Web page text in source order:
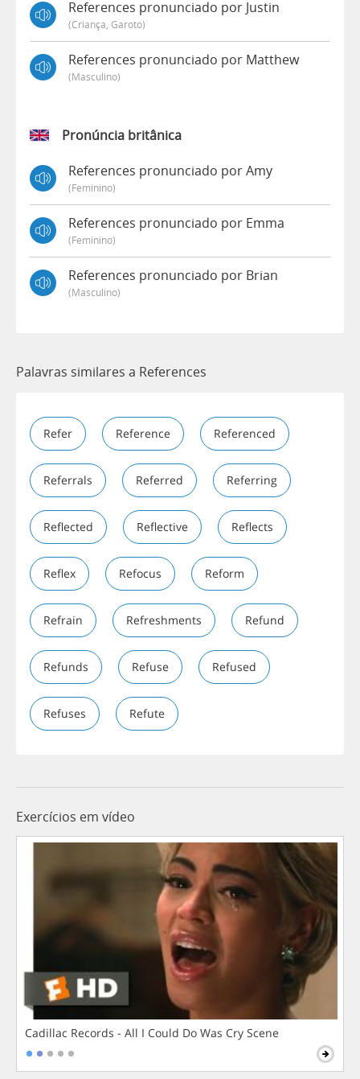
References pronunciado por Justin
(criança, Garoto)
References pronunciado por Matthew
(masculino)
Pronúncia britânica
References pronunciado por Amy
(feminino)
References pronunciado por Emma
(feminino)
References pronunciado por Brian
(masculino)
Palavras similares a References
Refer Reference Referenced
Referrals Referred Referring
Reflected Reflective Reflects
Reflex Refocus Reform
Refrain Refreshments Refund
Refunds Refuse Refused
Refuses Refute
Exercícios em vídeo
Cadillac Records - All I Could Do Was Cry Scene